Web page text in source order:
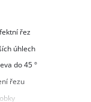
řez
úhlech
do 45 °
řezu